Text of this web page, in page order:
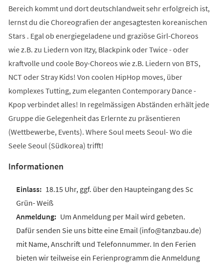
Bereich kommt und dort deutschlandweit sehr erfolgreich ist,
lernst du die Choreografien der angesagtesten koreanischen
Stars . Egal ob energiegeladene und graziöse Girl-Choreos
wie z.B. zu Liedern von Itzy, Blackpink oder Twice - oder
kraftvolle und coole Boy-Choreos wie z.B. Liedern von BTS,
NCT oder Stray Kids! Von coolen HipHop moves, über
komplexes Tutting, zum eleganten Contemporary Dance -
Kpop verbindet alles! In regelmässigen Abständen erhält jede
Gruppe die Gelegenheit das Erlernte zu präsentieren
(Wettbewerbe, Events). Where Soul meets Seoul- Wo die
Seele Seoul (Südkorea) trifft!
Informationen
18.15 Uhr, ggf. über den Haupteingang des Sc
Grün- Weiß
Um Anmeldung per Mail wird gebeten.
Dafür senden Sie uns bitte eine Email (info@tanzbau.de)
mit Name, Anschrift und Telefonnummer. In den Ferien
bieten wir teilweise ein Ferienprogramm die Anmeldung